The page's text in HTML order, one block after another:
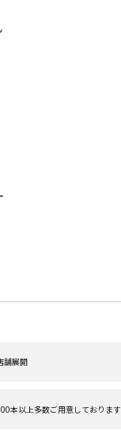
舗展開
本以上多数ご用意しております